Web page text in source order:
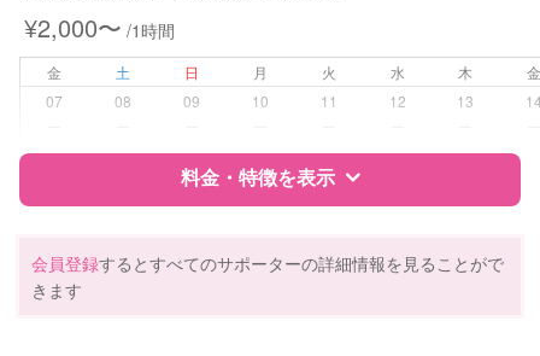
病児対応
障がい児対応 対応可否は個別に相談
レッスン なし
お子様の撮影
（定期特典）
対応不可
¥2,000〜 /1時間
金 土 日 月 火 水 木
07
08 09 10 11 12 13
料金・特徴を表示
会員登録するとすべてのサポーターの詳細情報を見ることがで
きます